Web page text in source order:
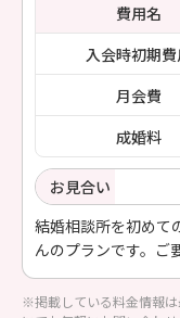
費用名
入会時初期費
月会費
成婚料
お見合い
結婚相談所を初めて
んのプランです。ご
※掲載している料金情報